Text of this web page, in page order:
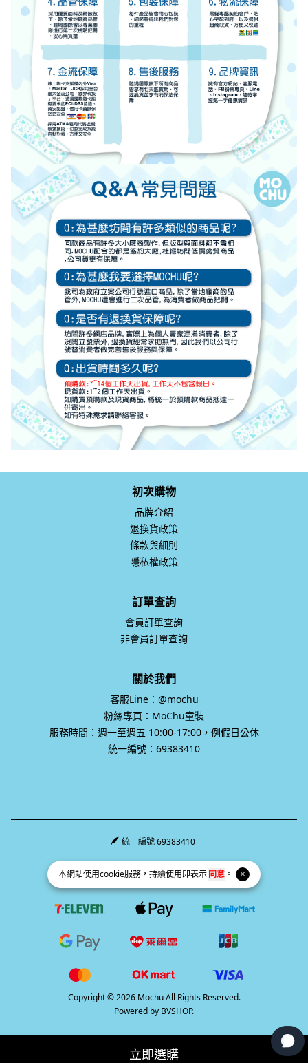
本網站使用cookie服務，持續使用即表示同意 。
立即選購
初次購物
品牌介紹
退換貨政策
條款與細則
隱私權政策
訂單查詢
會員訂單查詢
非會員訂單查詢
關於我們
客服Line：@mochu
粉絲專頁：MoChu童裝
服務時間：週一至週五 10:00-17:00，例假日公休
統一編號：69383410
統一編號 69383410
Facebook page
Instagram page
Line page
Copyright © 2026 Mochu All Rights Reserved.
Powered by BVSHOP.